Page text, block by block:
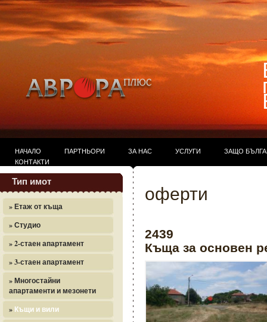
НАЧАЛО ПАРТНЬОРИ ЗА НАС УСЛУГИ
ЗАЩО
КОНТАКТИ
Тип имот
» Етаж от къща
» Студио
» 2-стаен апартамент
» 3-стаен апартамент
» Многостайни
апартаменти и мезонети
» Къщи и вили
оферти
2439
Къща за основен